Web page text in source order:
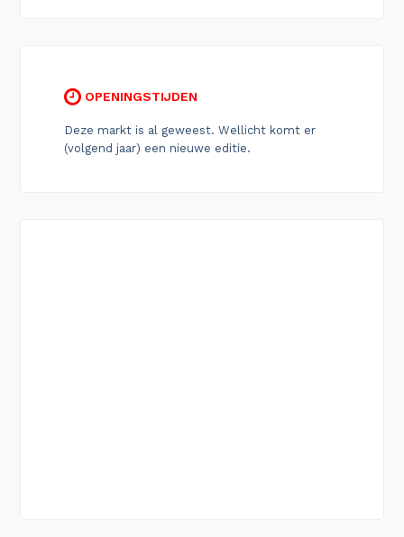
OPENINGSTIJDEN
Deze markt is al geweest. Wellicht komt er
(volgend jaar) een nieuwe editie.